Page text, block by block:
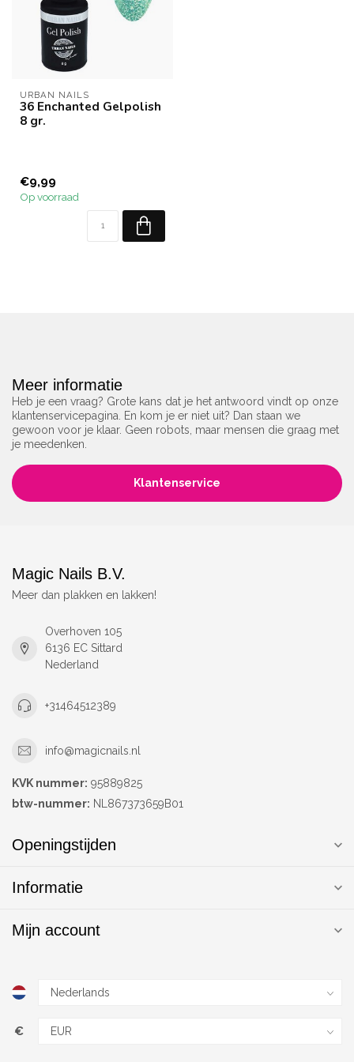
URBAN NAILS
36 Enchanted Gelpolish
8 gr.
€9,99
Op voorraad
Meer informatie
Heb je een vraag? Grote kans dat je het antwoord vindt op onze
klantenservicepagina. En kom je er niet uit? Dan staan we
gewoon voor je klaar. Geen robots, maar mensen die graag met
je meedenken.
Klantenservice
Magic Nails B.V.
Meer dan plakken en lakken!
Overhoven 105
6136 EC Sittard
Nederland
+31464512389
info@magicnails.nl
KVK nummer: 95889825
btw-nummer: NL867373659B01
Openingstijden
Informatie
Mijn account
€